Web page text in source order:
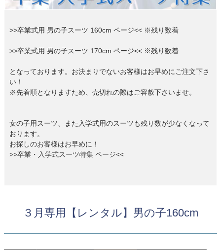
Sale販売
コスチューム アウター
ジュエリー 音楽雑貨
卒業式・入学式 七五三
06 あんしんパック
07 販売・共通のご案内
送料・お支払い
09 お問い合わせ
電話・メール・LINE
定休 月曜日
店舗を予約する →
写真スタジオ APS
>>卒業式用 男の子スーツ 160cm ページ<< ※残り数着
>>卒業式用 男の子スーツ 170cm ページ<< ※残り数着
となっております。お決まりでないお客様はお早めにご注文下さ
い！
※先着順となりますため、売切れの際はご容赦下さいませ。
女の子用スーツ、また入学式用のスーツも残り数が少なくなって
おります。
お探しのお客様はお早めに！
>>卒業・入学式スーツ特集 ページ<<
３月専用【レンタル】男の子160cm